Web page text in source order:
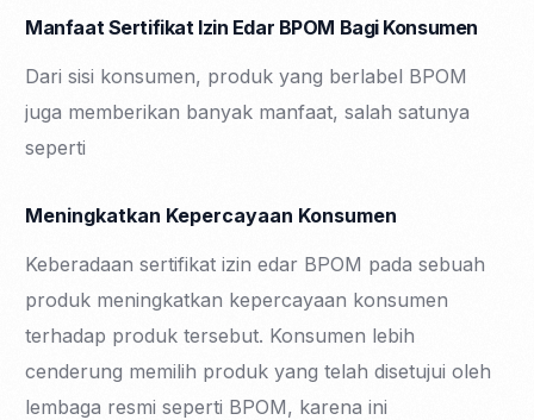
Manfaat Sertifikat Izin Edar BPOM Bagi Konsumen
Dari sisi konsumen, produk yang berlabel BPOM
juga memberikan banyak manfaat, salah satunya
seperti
Meningkatkan Kepercayaan Konsumen
Keberadaan sertifikat izin edar BPOM pada sebuah
produk meningkatkan kepercayaan konsumen
terhadap produk tersebut. Konsumen lebih
cenderung memilih produk yang telah disetujui oleh
lembaga resmi seperti BPOM, karena ini